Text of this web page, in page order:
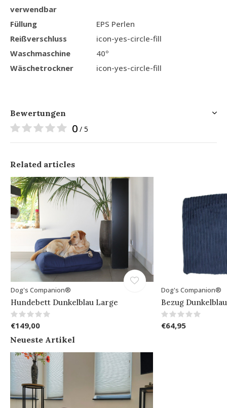
verwendbar
Füllung
EPS Perlen
Reißverschluss
icon-yes-circle-fill
Waschmaschine
40º
Wäschetrockner
icon-yes-circle-fill
Bewertungen
0 / 5
Related articles
Dog's Companion®
Hundebett Dunkelblau Large
€149,00
Dog's Companion®
Bezug
€64,95
Neueste Artikel